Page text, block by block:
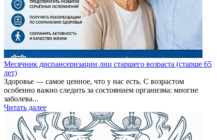
Месячник диспансеризации лиц старшего возраста (старше 65
лет)
Здоровье — самое ценное, что у нас есть. С возрастом
особенно важно следить за состоянием организма: многие
заболева...
Читать далее